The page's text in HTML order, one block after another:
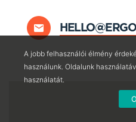
A jobb felhasználói élmény
használunk. Oldalunk
használatát.